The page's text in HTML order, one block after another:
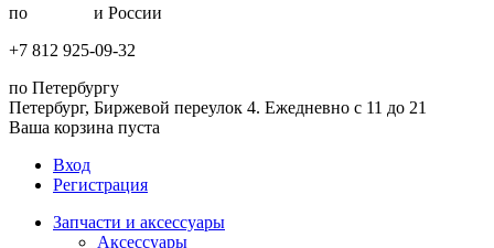
по
и России
+7 812 925-09-32
по Петербургу
Петербург, Биржевой переулок 4. Ежедневно с 11 до 21
Ваша корзина пуста
Вход
Регистрация
Запчасти и аксессуары
Аксессуары